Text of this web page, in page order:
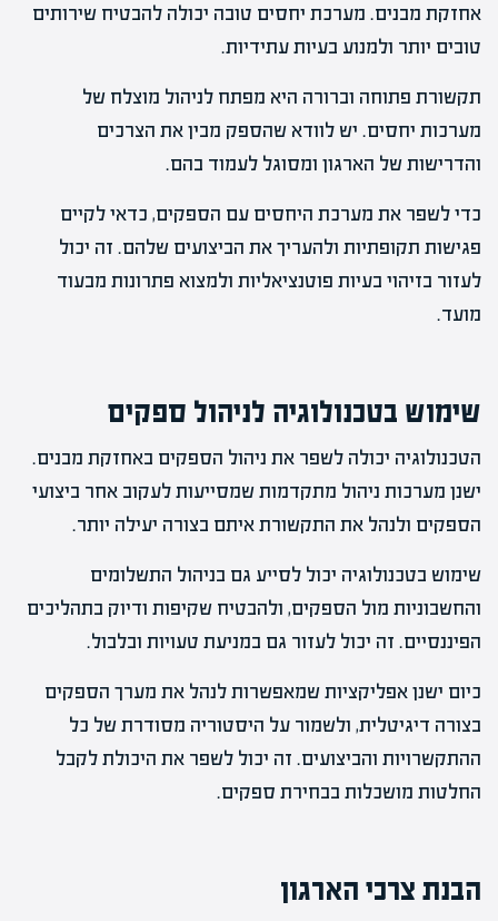
אחזקת מבנים. מערכת יחסים טובה יכולה להבטיח שירותים
טובים יותר ולמנוע בעיות עתידיות.
תקשורת פתוחה וברורה היא מפתח לניהול מוצלח של
מערכות יחסים. יש לוודא שהספק מבין את הצרכים
והדרישות של הארגון ומסוגל לעמוד בהם.
כדי לשפר את מערכת היחסים עם הספקים, כדאי לקיים
פגישות תקופתיות ולהעריך את הביצועים שלהם. זה יכול
לעזור בזיהוי בעיות פוטנציאליות ולמצוא פתרונות מבעוד
מועד.
שימוש בטכנולוגיה לניהול ספקים
הטכנולוגיה יכולה לשפר את ניהול הספקים באחזקת מבנים.
ישנן מערכות ניהול מתקדמות שמסייעות לעקוב אחר ביצועי
הספקים ולנהל את התקשורת איתם בצורה יעילה יותר.
שימוש בטכנולוגיה יכול לסייע גם בניהול התשלומים
והחשבוניות מול הספקים, ולהבטיח שקיפות ודיוק בתהליכים
הפיננסיים. זה יכול לעזור גם במניעת טעויות ובלבול.
כיום ישנן אפליקציות שמאפשרות לנהל את מערך הספקים
בצורה דיגיטלית, ולשמור על היסטוריה מסודרת של כל
ההתקשרויות והביצועים. זה יכול לשפר את היכולת לקבל
החלטות מושכלות בבחירת ספקים.
הבנת צרכי הארגון